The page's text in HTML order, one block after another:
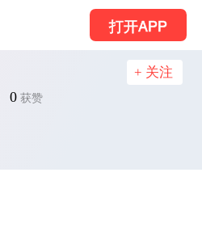
打开APP
0 获赞
+ 关注